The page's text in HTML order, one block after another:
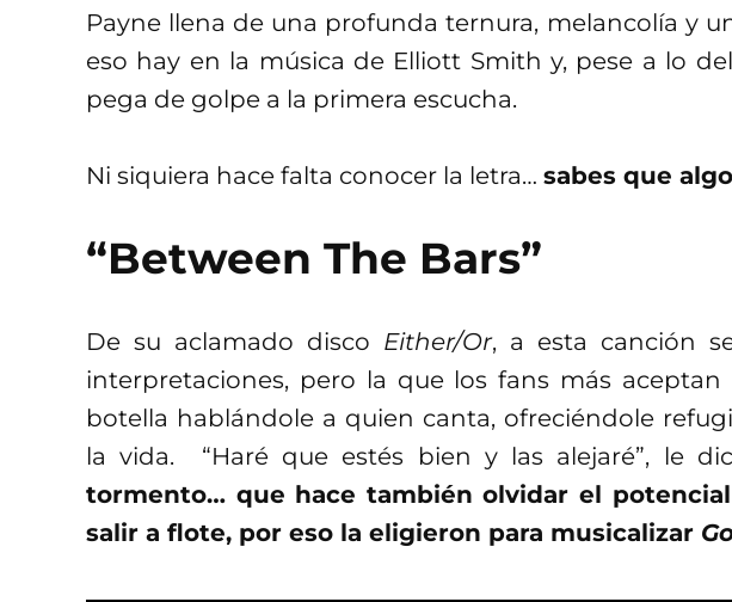
Payne llena de una profunda ternura, melancolía y
eso hay en la música de Elliott Smith y, pese a lo
pega de golpe a la primera escucha.
Ni siquiera hace falta conocer la letra… sabes que
“Between The Bars”
De su aclamado disco Either/Or, a esta canción
interpretaciones, pero la que los fans más
botella hablándole a quien canta, ofreciéndole
la vida. “Haré que estés bien y las alejaré”, le
tormento… que hace también olvidar el
salir a flote, por eso la eligieron para musicalizar